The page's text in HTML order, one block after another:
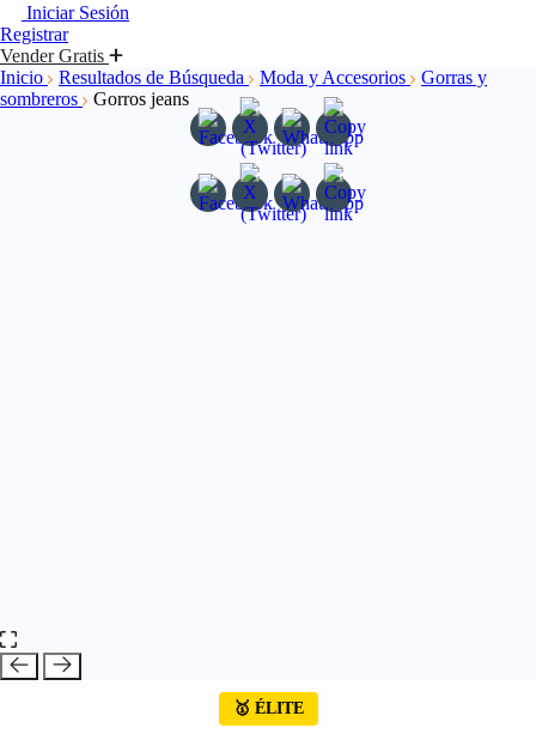
Iniciar Sesión
Registrar
Vender Gratis
Inicio
Resultados de Búsqueda Moda y Accesorios
Gorras y
sombreros
Gorros jeans
🥇 ÉLITE